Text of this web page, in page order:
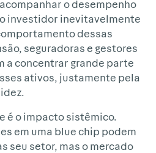
o desempenho
investidor inevitavelmente
dessas
seguradoras e gestores
concentrar grande parte
ativos, justamente pela
é o impacto sistêmico.
em uma blue chip podem
seu setor, mas o mercado